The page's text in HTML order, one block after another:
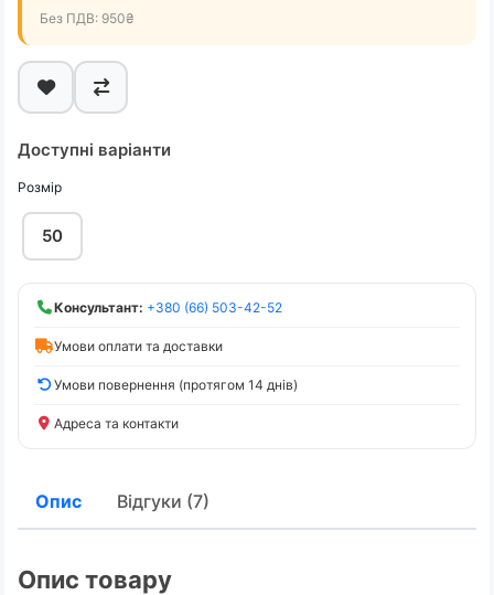
Без ПДВ: 950₴
Доступні варіанти
Розмір
50
Консультант: +380 (66) 503-42-52
Умови оплати та доставки
Умови повернення (протягом 14 днів)
Адреса та контакти
Опис Відгуки (7)
Опис товару